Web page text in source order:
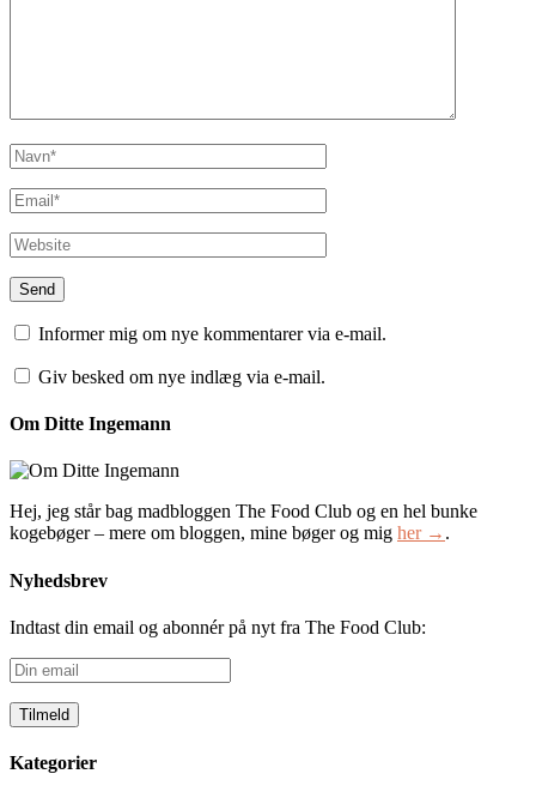
Informer mig om nye kommentarer via e-mail.
Giv besked om nye indlæg via e-mail.
Om Ditte Ingemann
Hej, jeg står bag madbloggen The Food Club og en hel bunke
kogebøger – mere om bloggen, mine bøger og mig her → .
Nyhedsbrev
Indtast din email og abonnér på nyt fra The Food Club:
Din
email
Kategorier